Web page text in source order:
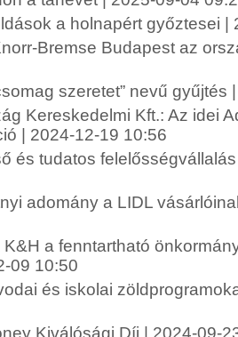
a holnapért győztesei |
Bremse Budapest az
szeretet” nevű gyűjtés
Kereskedelmi Kft.: Az idei
| 2024-12-19 10:56
és tudatos
adomány a LIDL
a fenntartható
09 10:50
és iskolai
Kiválósági Díj | 2024-09-